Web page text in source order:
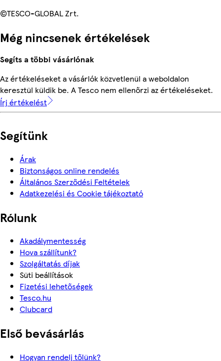
©TESCO-GLOBAL Zrt.
Még nincsenek értékelések
Segíts a többi vásárlónak
Az értékeléseket a vásárlók közvetlenül a weboldalon
keresztül küldik be. A Tesco nem ellenőrzi az értékeléseket.
Írj értékelést
Segítünk
Árak
Biztonságos online rendelés
Általános Szerződési Feltételek
Adatkezelési és Cookie tájékoztató
Rólunk
Akadálymentesség
Hova szállítunk?
Szolgáltatás díjak
Süti beállítások
Fizetési lehetőségek
Tesco.hu
Clubcard
Első bevásárlás
Hogyan rendelj tőlünk?